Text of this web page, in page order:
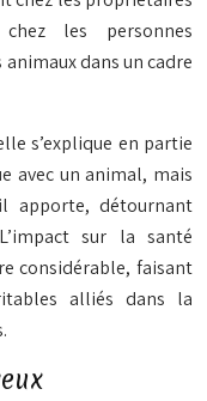
les personnes
dans un cadre
s’explique en partie
avec un animal, mais
apporte, détournant
sur la santé
considérable, faisant
alliés dans la